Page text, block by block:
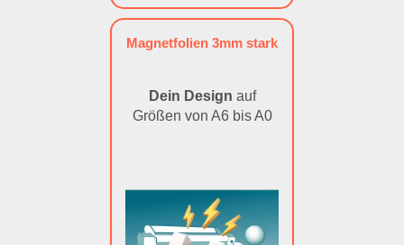
Magnetfolien 3mm stark
Dein Design auf
Größen von A6 bis A0